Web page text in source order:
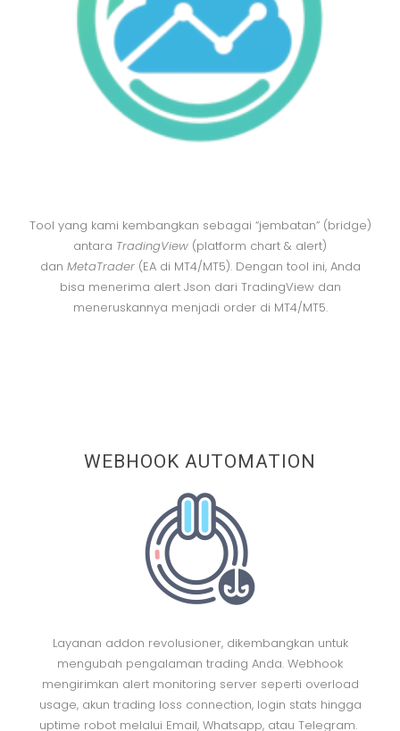
Tool yang kami kembangkan sebagai “jembatan” (bridge)
antara TradingView (platform chart & alert)
dan MetaTrader(EA di MT4/MT5). Dengan tool ini, Anda
bisa menerima alert Json dari TradingView dan
meneruskannya menjadi order di MT4/MT5.
WEBHOOK AUTOMATION
Layanan addon revolusioner, dikembangkan untuk
mengubah pengalaman trading Anda. Webhook
mengirimkan alert monitoring server seperti overload
usage, akun trading loss connection, login stats hingga
uptime robot melalui Email, Whatsapp, atau Telegram.